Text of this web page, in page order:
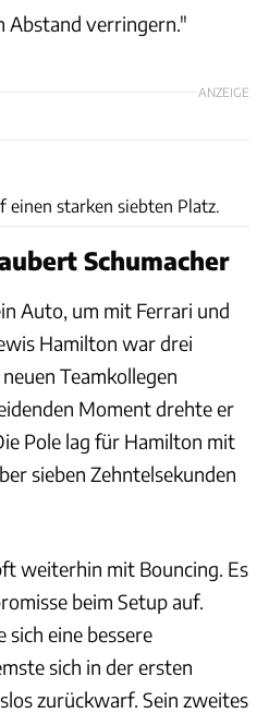
Abstand verringern."
ANZEIGE
einen starken siebten Platz.
Schumacher
Auto, um mit Ferrari und
Hamilton war drei
Teamkollegen
Moment drehte er
Pole lag für Hamilton mit
sieben Zehntelsekunden
weiterhin mit Bouncing. Es
beim Setup auf.
sich eine bessere
sich in der ersten
zurückwarf. Sein zweites